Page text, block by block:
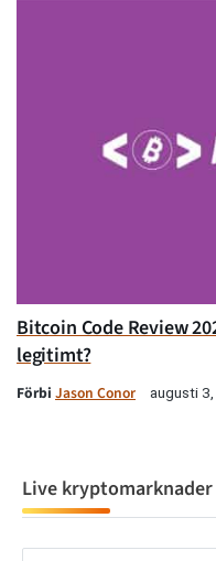
Bitcoin Code Review
legitimt?
Förbi Jason Conor augusti
Live kryptomarknader